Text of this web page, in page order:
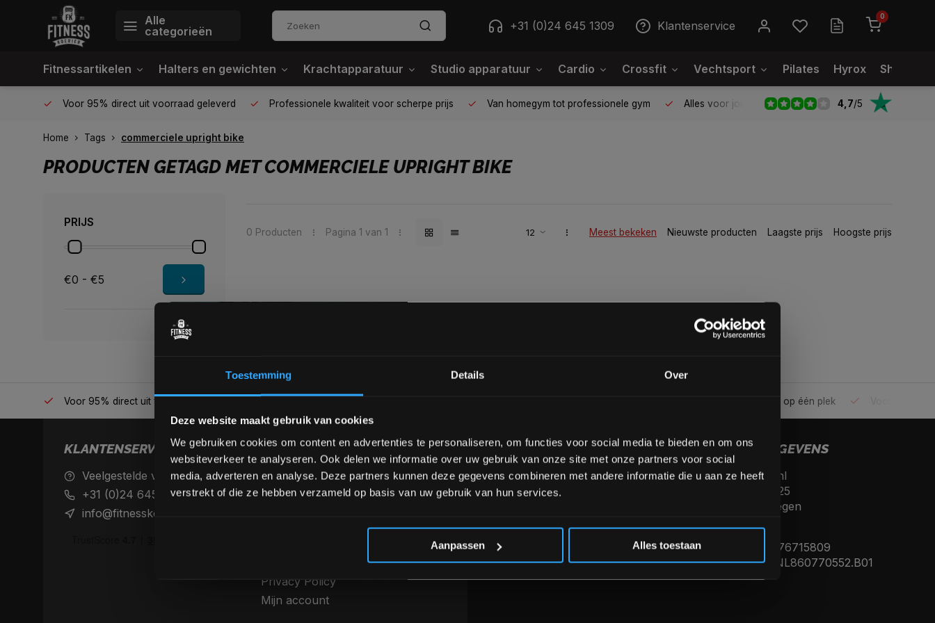
Toestemming Details Over
Deze website maakt gebruik van cookies
We gebruiken cookies om content en advertenties te personaliseren, om functies voor social media te bieden en om ons
websiteverkeer te analyseren. Ook delen we informatie over uw gebruik van onze site met onze partners voor social
media, adverteren en analyse. Deze partners kunnen deze gegevens combineren met andere informatie die u aan ze heeft
verstrekt of die ze hebben verzameld op basis van uw gebruik van hun services.
Aanpassen Alles toestaan
Alle
categorieën
+31 (0)24 645 1309 Klantenservice
0
Fitnessartikelen Halters en gewichten Krachtapparatuur Studio apparatuur Cardio Crossfit Vechtsport Pilates Hyrox
Voor 95% direct uit voorraad geleverd Professionele kwaliteit voor scherpe prijs Van homegym tot professionele gym Alles voor jouw gym op één plek Voor 95%
4,7/5
Home Tags commerciele upright bike
PRODUCTEN GETAGD MET COMMERCIELE UPRIGHT BIKE
PRIJS
€0 - €5
0 Producten Pagina 1 van 1 Meest bekeken Nieuwste producten Laagste prijs Hoogste prijs
Voor 95% direct uit voorraad geleverd Alles voor jouw gym op één plek
KLANTENSERVICE
Veelgestelde vragen
+31 (0)24 645 1309
info@fitnesskoerier.nl
Achteraf betalen & Overige
betaalmethoden
Privacy Policy
Mijn account
INFORMATIE
Over ons
Blog
Categorieën
CONTACTGEGEVENS
Fitnesskoerier.nl
Kerkenbos 10125
6546 BJ, Nijmegen
KVK nummer: 76715809
Btw nummer: NL860770552.B01
Bam! 5% korting op je volgende bestelling
Inschrijven